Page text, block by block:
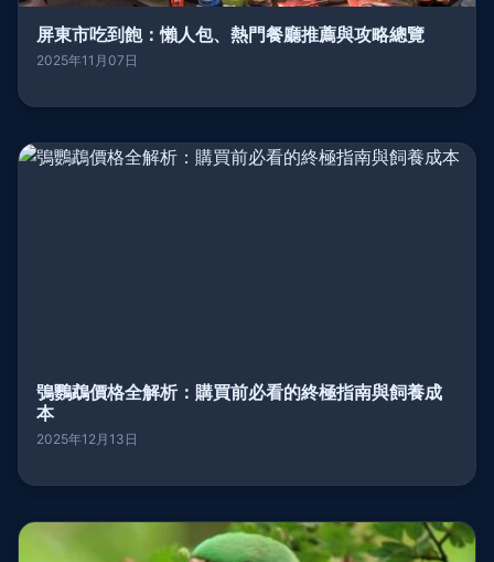
屏東市吃到飽：懶人包、熱門餐廳推薦與攻略總覽
2025年11月07日
鴞鸚鵡價格全解析：購買前必看的終極指南與飼養成
本
2025年12月13日